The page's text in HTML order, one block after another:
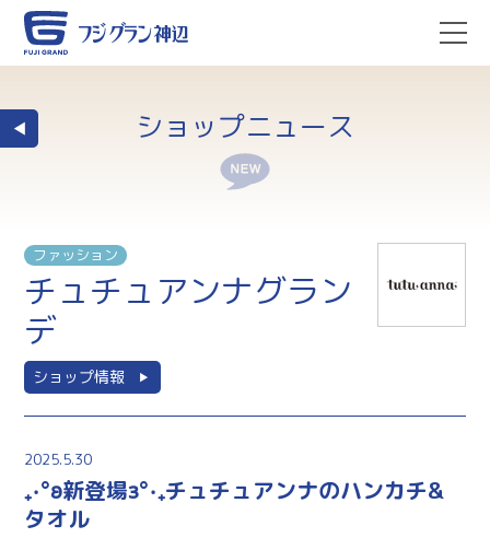
ショップニュース
ファッション
チュチュアンナグラン
デ
ショップ情報
2025.5.30
₊‧°𐐪新登場𐑂°‧₊チュチュアンナのハンカチ&
タオル